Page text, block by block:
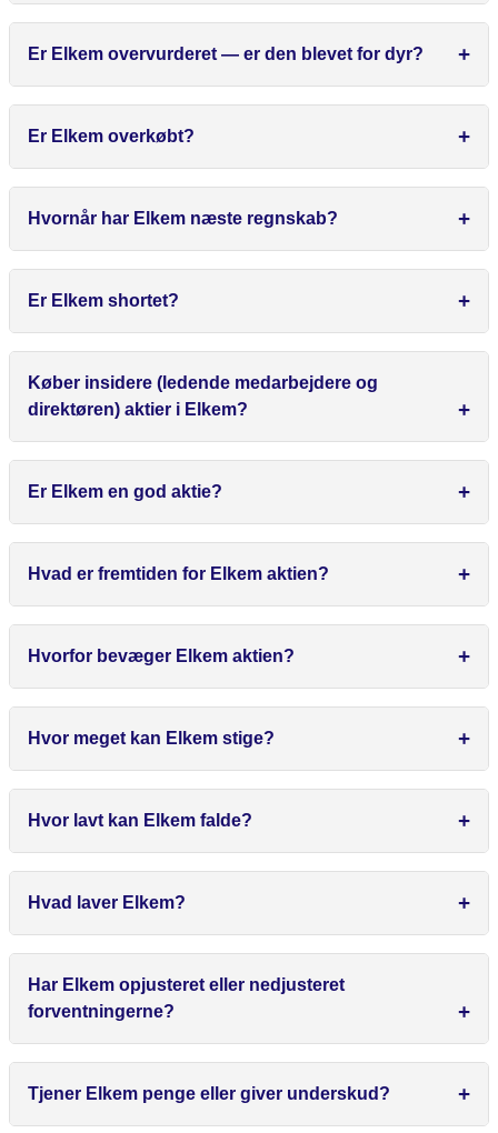
Er Elkem overvurderet — er den blevet for dyr?
Er Elkem overkøbt?
Hvornår har Elkem næste regnskab?
Er Elkem shortet?
Køber insidere (ledende medarbejdere og
direktøren) aktier i Elkem?
Er Elkem en god aktie?
Hvad er fremtiden for Elkem aktien?
Hvorfor bevæger Elkem aktien?
Hvor meget kan Elkem stige?
Hvor lavt kan Elkem falde?
Hvad laver Elkem?
Har Elkem opjusteret eller nedjusteret
forventningerne?
Tjener Elkem penge eller giver underskud?